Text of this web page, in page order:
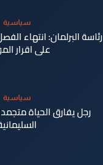
سياسية
رئاسة البرلمان: انتهاء
على اقرار
سياسية
رجل يفارق الحياة